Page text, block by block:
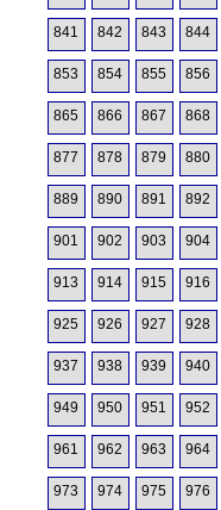
841 842 843 844
853 854 855 856
865 866 867 868
877 878 879 880
889 890 891 892
901 902 903 904
913 914 915 916
925 926 927 928
937 938 939 940
949 950 951 952
961 962 963 964
973 974 975 976